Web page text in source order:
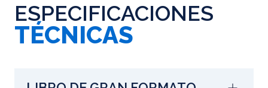
ESPECIFICACIONES
TÉCNICAS